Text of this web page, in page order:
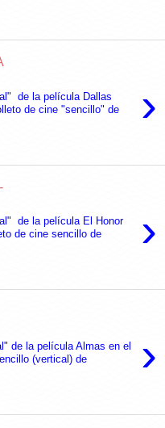
›
de la película Dallas
de cine "sencillo" de
›
de la película El Honor
de cine sencillo de
›
de la película Almas en el
(vertical) de